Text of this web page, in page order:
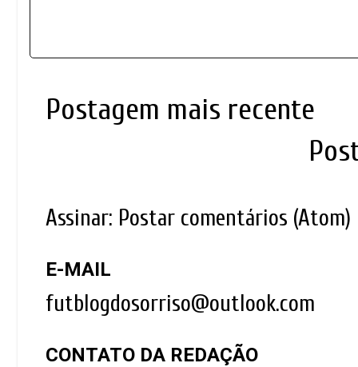
Postagem mais recente
Assinar: Postar comentários (Atom)
E-MAIL
futblogdosorriso@outlook.com
CONTATO DA REDAÇÃO